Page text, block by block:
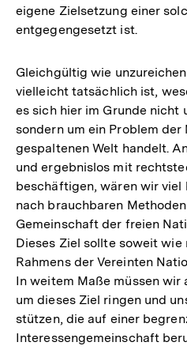
eigene Zielsetzung einer
entgegengesetzt ist.
Gleichgültig wie
vielleicht tatsächlich ist,
es sich hier im Grunde nicht
sondern um ein Problem
gespaltenen Welt handelt.
und ergebnislos mit
beschäftigen, wären wir
nach brauchbaren
Gemeinschaft der freien
Dieses Ziel sollte soweit
Rahmens der Vereinten
In weitem Maße müssen wir
um dieses Ziel ringen und
stützen, die auf einer
Interessengemeinschaft